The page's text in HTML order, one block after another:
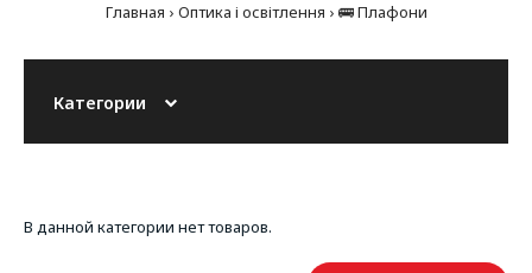
Главная Оптика і освітлення 🚌 Плафони
Категории
В данной категории нет товаров.